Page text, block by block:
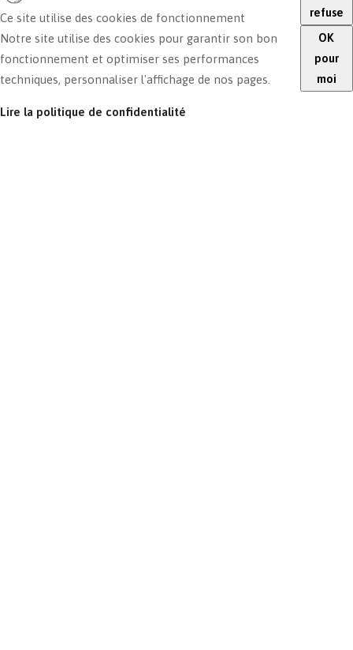
Ce site utilise des cookies de fonctionnement
Notre site utilise des cookies pour garantir son bon
fonctionnement et optimiser ses performances
techniques, personnaliser l'affichage de nos pages.
Lire la politique de confidentialité
refuse
OK
pour
moi